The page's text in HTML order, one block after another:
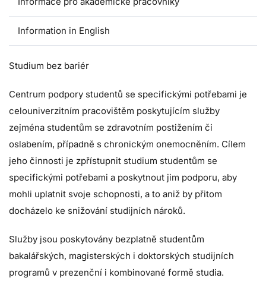
Information in English
Studium bez bariér
Centrum podpory studentů se specifickými potřebami je
celouniverzitním pracovištěm poskytujícím služby
zejména studentům se zdravotním postižením či
oslabením, případně s chronickým onemocněním. Cílem
jeho činnosti je zpřístupnit studium studentům se
specifickými potřebami a poskytnout jim podporu, aby
mohli uplatnit svoje schopnosti, a to aniž by přitom
docházelo ke snižování studijních nároků.
Služby jsou poskytovány bezplatně studentům
bakalářských, magisterských i doktorských studijních
programů v prezenční i kombinované formě studia.